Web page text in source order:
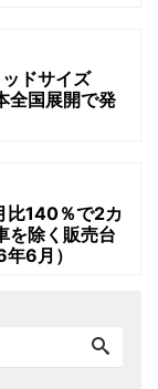
ドサイズ
全国展開で発
比140％で2カ
を除く販売台
6月）